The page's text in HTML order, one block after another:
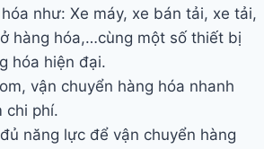
như: Xe máy, xe bán tải, xe tải,
hàng hóa,…cùng một số thiết bị
hóa hiện đại.
vận chuyển hàng hóa nhanh
chi phí.
năng lực để vận chuyển hàng